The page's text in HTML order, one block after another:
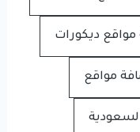
ديكورات
مواقع